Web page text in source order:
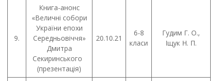
9.
Книга-анонс
«Величні собори
України епохи
Середньовіччя»
Дмитра
Секиринського
(презентація)
20.10.21
6-8
класи
Гудим Г. О.,
Іщук Н. П.